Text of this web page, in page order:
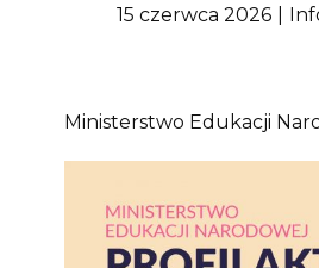
15 czerwca 2026
Ministerstwo Edukacji